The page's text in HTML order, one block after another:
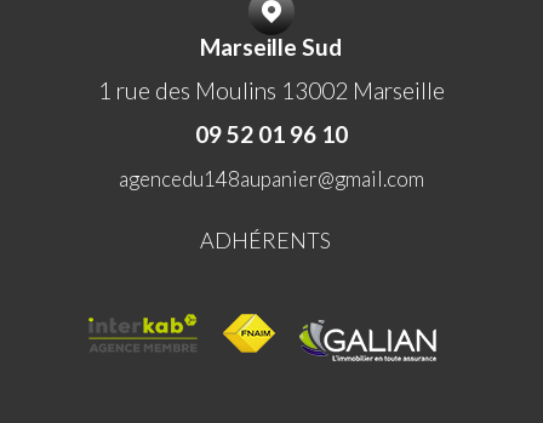
Marseille Sud
1 rue des Moulins 13002 Marseille
09 52 01 96 10
agencedu148aupanier@gmail.com
ADHÉRENTS